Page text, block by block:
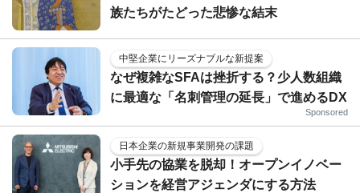
族たちがたどった悲惨な結末
中堅企業にリーズナブルな新提案
なぜ複雑なSFAは挫折する？少人数組織
に最適な「名刺管理の延長」で進めるDX
Sponsored
日本企業の新規事業開発の課題
小手先の協業を脱却！オープンイノベー
ションを経営アジェンダにする方法